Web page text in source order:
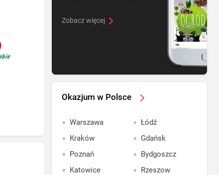
Zobacz więcej
Okazjum w Polsce
Warszawa
Kraków
Poznań
Katowice
Łódź
Gdańsk
Bydgoszcz
Rzeszow